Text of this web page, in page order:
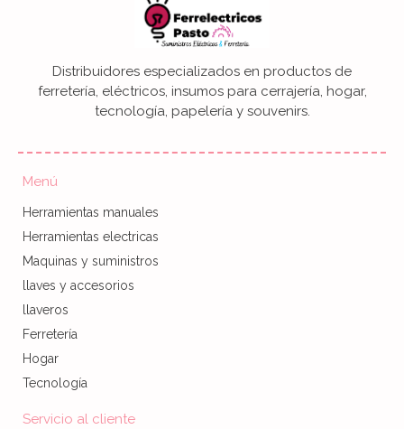
Distribuidores especializados en productos de
ferretería, eléctricos, insumos para cerrajería, hogar,
tecnología, papelería y souvenirs.
Menú
Herramientas manuales
Herramientas electricas
Maquinas y suministros
llaves y accesorios
llaveros
Ferretería
Hogar
Tecnología
Servicio al cliente